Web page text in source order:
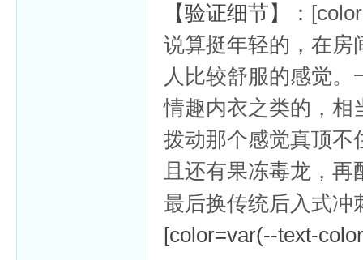
【验证细节】：
说算挺年轻的，在房
人比较舒服的感觉
情趣内衣之类的，相
拨动那个感觉真顶不
且还有果冻毒龙，
最后换传统后入式冲
[color=var(--text-